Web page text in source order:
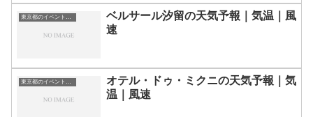
東京都のイベント会場一覧
ベルサール汐留の天気予報｜気温｜風
速
東京都のイベント会場一覧
オテル・ドゥ・ミクニの天気予報｜気
温｜風速